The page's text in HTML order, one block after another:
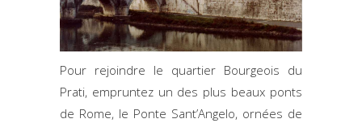
Pour rejoindre le quartier Bourgeois du
Prati, empruntez un des plus beaux ponts
de Rome, le Ponte Sant’Angelo, ornées de